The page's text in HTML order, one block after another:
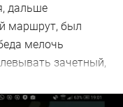
дальше
маршрут, был
мелочь
зачетный,
как в толпе
пусто совсем